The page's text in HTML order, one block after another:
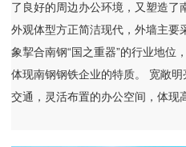
了良好的周边办公环境，又塑造了
外观体型方正简洁现代，外墙主要
象挈合南钢“国之重器”的行业地位
体现南钢钢铁企业的特质。 宽敞
交通，灵活布置的办公空间，体现